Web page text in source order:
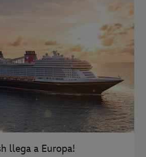
llega a Europa!